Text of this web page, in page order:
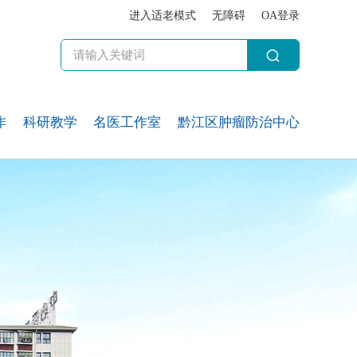
进入适老模式 无障碍 OA登录
科研教学 名医工作室 黔江区肿瘤防治中心